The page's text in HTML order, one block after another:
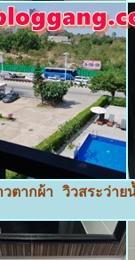
วตากผ้า วิวสระว่าย